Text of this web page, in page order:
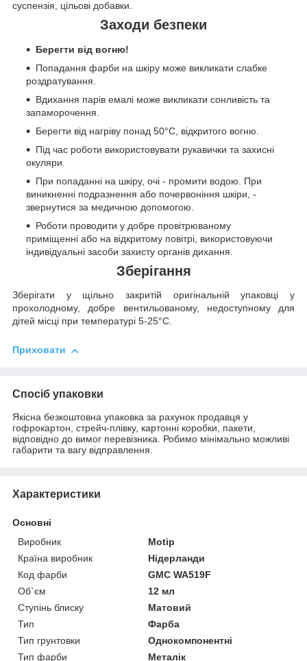
суспензія, цільові добавки.
Заходи безпеки
Берегти від вогню!
Попадання фарби на шкіру може викликати слабке
роздратування.
Вдихання парів емалі може викликати сонливість та
запаморочення.
Берегти від нагріву понад 50°C, відкритого вогню.
Під час роботи використовувати рукавички та захисні
окуляри.
При попаданні на шкіру, очі - промити водою. При
виникненні подразнення або почервоніння шкіри, -
звернутися за медичною допомогою.
Роботи проводити у добре провітрюваному
приміщенні або на відкритому повітрі, використовуючи
індивідуальні засоби захисту органів дихання.
Зберігання
Зберігати у щільно закритій оригінальній упаковці у
прохолодному, добре вентильованому, недоступному для
дітей місці при температурі 5-25°C.
Приховати
Спосіб упаковки
Якісна безкоштовна упаковка за рахунок продавця у
гофрокартон, стрейч-плівку, картонні коробки, пакети,
відповідно до вимог перевізника. Робимо мінімально можливі
габарити та вагу відправлення.
Характеристики
Основні
Виробник
Motip
Країна виробник
Нідерланди
Код фарби
GMC WA519F
Об`єм
12 мл
Ступінь блиску
Матовий
Тип
Фарба
Тип грунтовки
Однокомпонентні
Тип фарби
Металік